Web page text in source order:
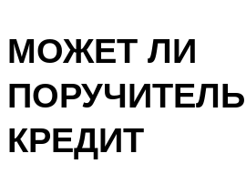
МОЖЕТ ЛИ
КРЕДИТ